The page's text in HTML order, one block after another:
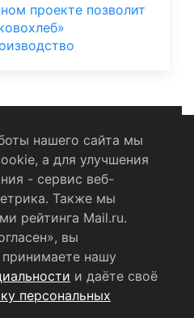
проекте позволит
персональных данных
лента
Щёлковское ТВ.
о регистрации СМИ
нашего сайта мы
а для улучшения
- сервис веб-
Также мы
рейтинга Mail.ru.
вы
нашу
и даёте своё
персональных